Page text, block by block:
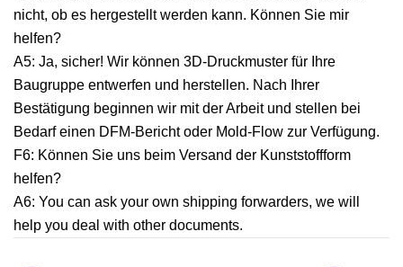
nicht, ob es hergestellt werden kann. Können Sie mir
helfen?
A5: Ja, sicher! Wir können 3D-Druckmuster für Ihre
Baugruppe entwerfen und herstellen. Nach Ihrer
Bestätigung beginnen wir mit der Arbeit und stellen bei
Bedarf einen DFM-Bericht oder Mold-Flow zur Verfügung.
F6: Können Sie uns beim Versand der Kunststoffform
helfen?
A6: You can ask your own shipping forwarders, we will
help you deal with other documents.